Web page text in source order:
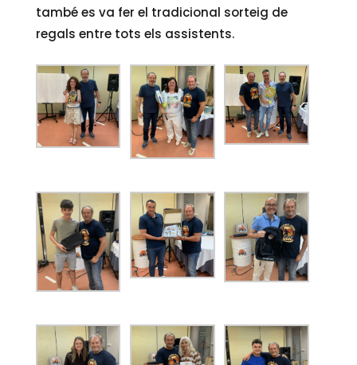
també es va fer el tradicional sorteig de
regals entre tots els assistents.